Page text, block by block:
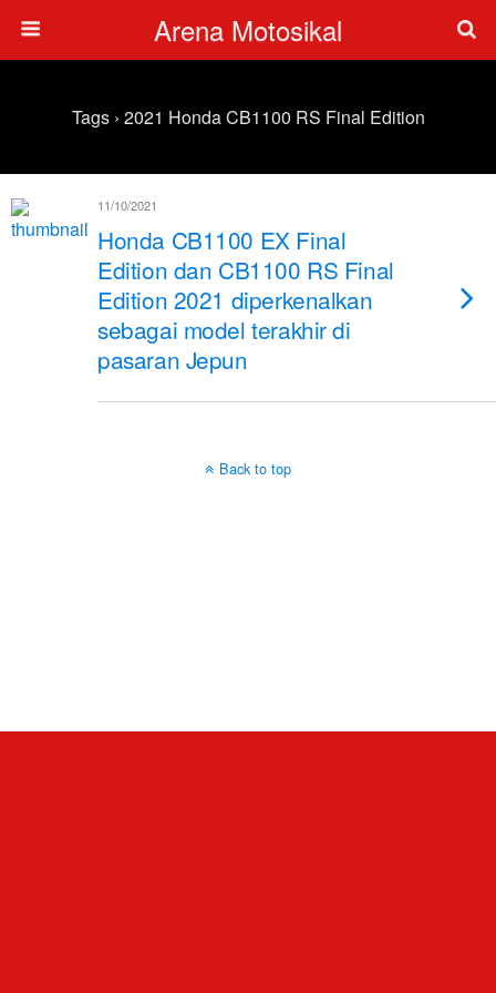
Arena Motosikal
Tags › 2021 Honda CB1100 RS Final Edition
11/10/2021
Honda CB1100 EX Final
Edition dan CB1100 RS Final
Edition 2021 diperkenalkan
sebagai model terakhir di
pasaran Jepun
Back to top